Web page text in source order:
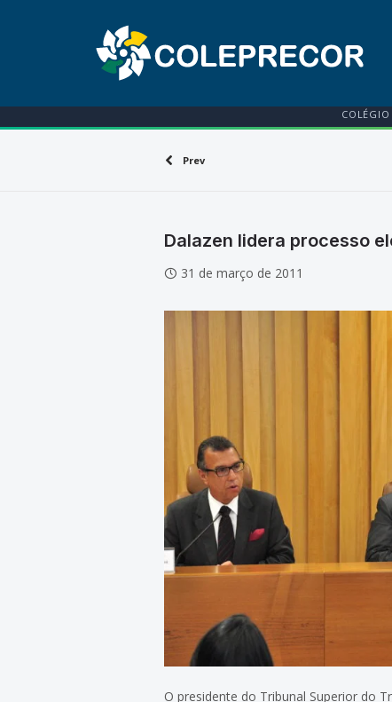
Prev
Dalazen lidera processo
31 de março de 2011
O presidente do Tribunal Superior do